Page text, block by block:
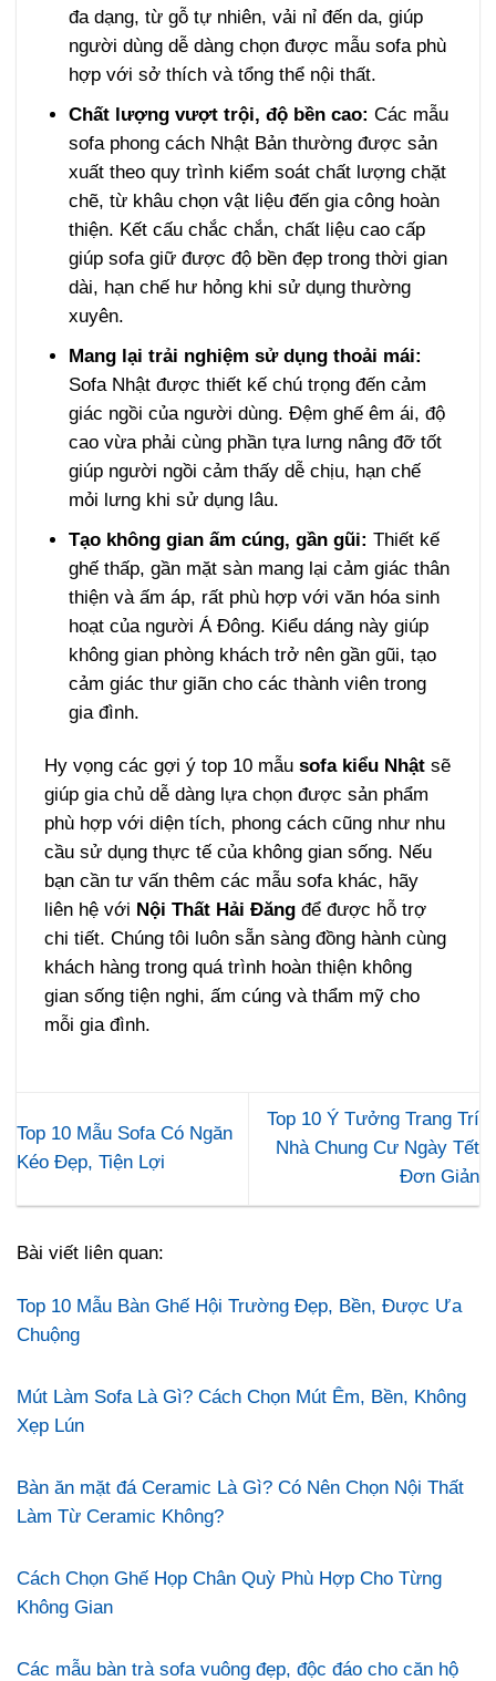
đa dạng, từ gỗ tự nhiên, vải nỉ đến da, giúp
người dùng dễ dàng chọn được mẫu sofa phù
hợp với sở thích và tổng thể nội thất.
Chất lượng vượt trội, độ bền cao: Các mẫu
sofa phong cách Nhật Bản thường được sản
xuất theo quy trình kiểm soát chất lượng chặt
chẽ, từ khâu chọn vật liệu đến gia công hoàn
thiện. Kết cấu chắc chắn, chất liệu cao cấp
giúp sofa giữ được độ bền đẹp trong thời gian
dài, hạn chế hư hỏng khi sử dụng thường
xuyên.
Mang lại trải nghiệm sử dụng thoải mái:
Sofa Nhật được thiết kế chú trọng đến cảm
giác ngồi của người dùng. Đệm ghế êm ái, độ
cao vừa phải cùng phần tựa lưng nâng đỡ tốt
giúp người ngồi cảm thấy dễ chịu, hạn chế
mỏi lưng khi sử dụng lâu.
Tạo không gian ấm cúng, gần gũi: Thiết kế
ghế thấp, gần mặt sàn mang lại cảm giác thân
thiện và ấm áp, rất phù hợp với văn hóa sinh
hoạt của người Á Đông. Kiểu dáng này giúp
không gian phòng khách trở nên gần gũi, tạo
cảm giác thư giãn cho các thành viên trong
gia đình.
Hy vọng các gợi ý top 10 mẫusofa kiểu Nhật sẽ
giúp gia chủ dễ dàng lựa chọn được sản phẩm
phù hợp với diện tích, phong cách cũng như nhu
cầu sử dụng thực tế của không gian sống. Nếu
bạn cần tư vấn thêm các mẫu sofa khác, hãy
liên hệ với Nội Thất Hải Đăng để được hỗ trợ
chi tiết. Chúng tôi luôn sẵn sàng đồng hành cùng
khách hàng trong quá trình hoàn thiện không
gian sống tiện nghi, ấm cúng và thẩm mỹ cho
mỗi gia đình.
Top 10 Mẫu Sofa Có Ngăn
Kéo Đẹp, Tiện Lợi
Top 10 Ý Tưởng Trang Trí
Nhà Chung Cư Ngày Tết
Đơn Giản
Bài viết liên quan:
Top 10 Mẫu Bàn Ghế Hội Trường Đẹp, Bền, Được Ưa
Chuộng
Mút Làm Sofa Là Gì? Cách Chọn Mút Êm, Bền, Không
Xẹp Lún
Bàn ăn mặt đá Ceramic Là Gì? Có Nên Chọn Nội Thất
Làm Từ Ceramic Không?
Cách Chọn Ghế Họp Chân Quỳ Phù Hợp Cho Từng
Không Gian
Các mẫu bàn trà sofa vuông đẹp, độc đáo cho căn hộ